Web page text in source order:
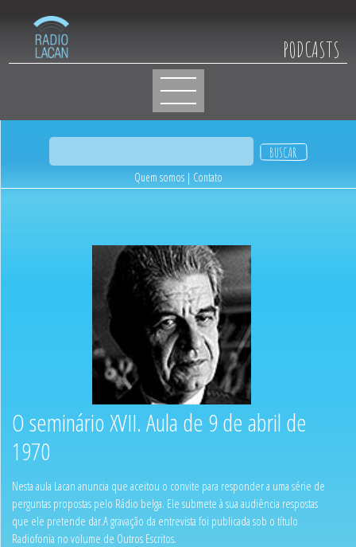
PODCASTS
Quem somos | Contato
O seminário XVII. Aula de 9 de abril de
1970
Nesta aula Lacan anuncia que aceitou o convite para responder a uma série de
perguntas propostas pelo Rádio belga. Ele submete à sua audiência respostas
que ele pretende dar.A gravação da entrevista foi publicada sob o título
Radiofonia no volume de Outros Escritos.